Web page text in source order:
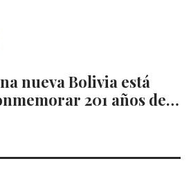
nueva Bolivia está
201 años de…